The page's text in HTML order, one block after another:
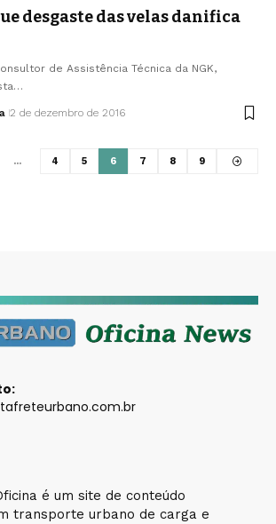
desgaste das velas danifica
de Assistência Técnica da NGK,
2 de dezembro de 2016
… 4 5 6 7 8 9
é um site de conteúdo
transporte urbano de carga e